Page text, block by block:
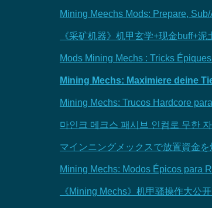
Mining Meechs Mods: Prepare,
《采矿机器》机甲玄学+现金buff+
Mods Mining Mechs : Tricks
Mining Mechs: Maximiere deine
Mining Mechs: Trucos Hardcore
마인크 메크스 패시브 인컴로 무한
マインニングメックスで放置資金
Mining Mechs: Modos Épicos para
《Mining Mechs》机甲骚操作大公